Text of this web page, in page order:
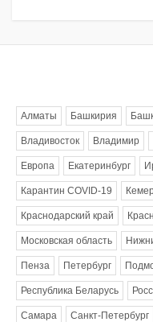
Алматы Башкирия
Владивосток Владимир
Европа Екатеринбург
Карантин COVID-19
Краснодарский край
Московская область
Пенза Петербург
Республика Беларусь
Самара Санкт-Петербург